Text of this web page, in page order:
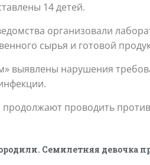
14 детей.
организовали
сырья и готовой
выявлены нарушения
проводить